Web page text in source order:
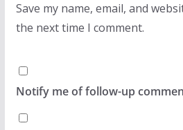
Save my name, email, and
the next time I comment.
Notify me of follow-up